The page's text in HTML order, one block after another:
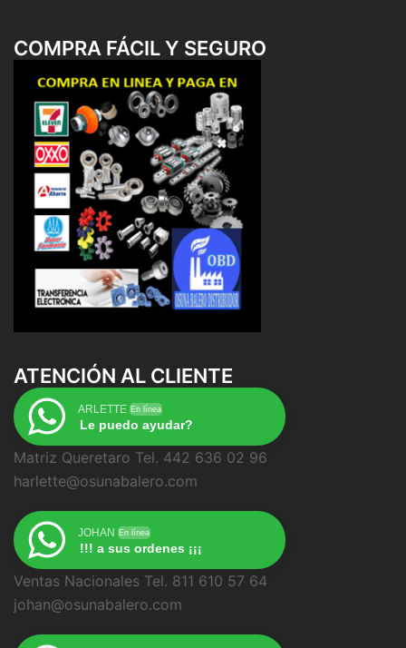
COMPRA FÁCIL Y SEGURO
ATENCIÓN AL CLIENTE
ARLETTE En línea
Le puedo ayudar?
Matriz Queretaro Tel. 442 636 02 96
harlette@osunabalero.com
JOHAN En línea
!!! a sus ordenes ¡¡¡
Ventas Nacionales Tel. 811 610 57 64
johan@osunabalero.com